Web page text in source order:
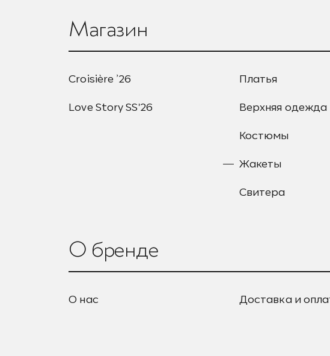
Магазин
Croisière ’26
Love Story SS'26
Платья
Верхняя одежда
Костюмы
Жакеты
Свитера
О бренде
О нас Доставка и